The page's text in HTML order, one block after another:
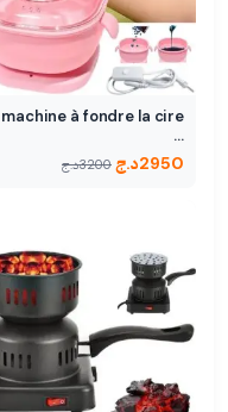
…
2950د.ج 3200د.ج